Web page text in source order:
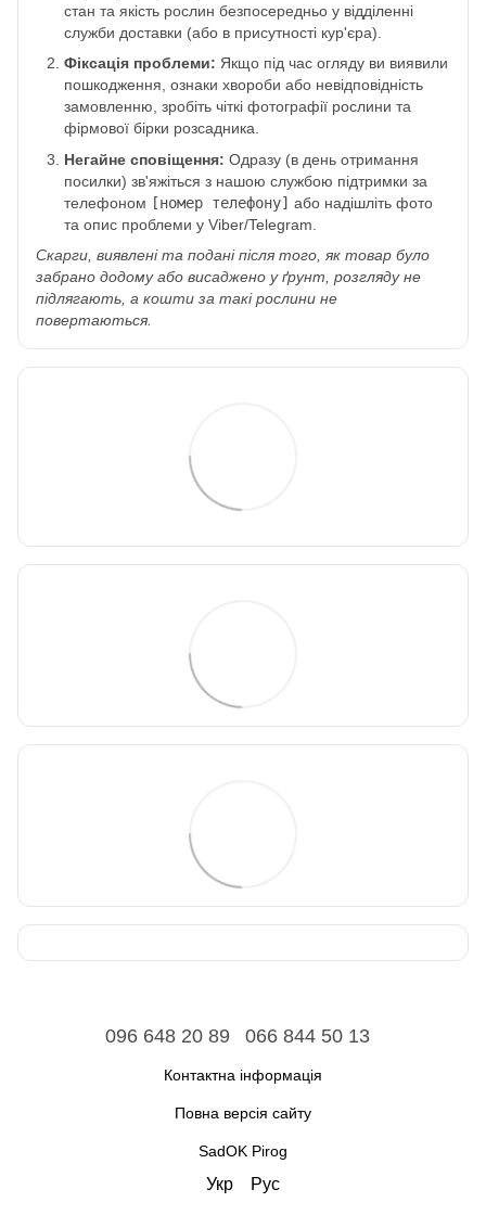
стан та якість рослин безпосередньо у відділенні
служби доставки (або в присутності кур'єра).
Фіксація проблеми: Якщо під час огляду ви виявили
пошкодження, ознаки хвороби або невідповідність
замовленню, зробіть чіткі фотографії рослини та
фірмової бірки розсадника.
Негайне сповіщення: Одразу (в день отримання
посилки) зв'яжіться з нашою службою підтримки за
телефоном [номер телефону] або надішліть фото
та опис проблеми у Viber/Telegram.
Скарги, виявлені та подані після того, як товар було
забрано додому або висаджено у ґрунт, розгляду не
підлягають, а кошти за такі рослини не
повертаються.
096 648 20 89 066 844 50 13
Контактна інформація
Повна версія сайту
SadOK Pirog
Укр Рус